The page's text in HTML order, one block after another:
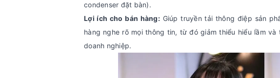
condenser đặt bàn).
Lợi ích cho bán hàng:Giúp truyền tải thông điệp sản
hàng nghe rõ mọi thông tin, từ đó giảm thiểu hiểu lầm
doanh nghiệp.